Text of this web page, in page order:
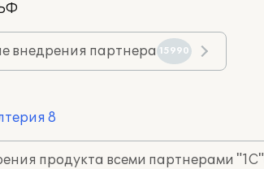
внедрения партнера 15990
8
продукта всеми партнерами "1С"